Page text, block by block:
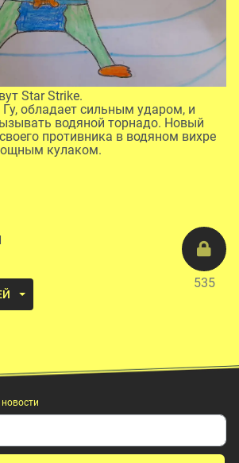
Star Strike.
обладает сильным ударом, и
водяной торнадо. Новый
противника в водяном вихре
кулаком.
535